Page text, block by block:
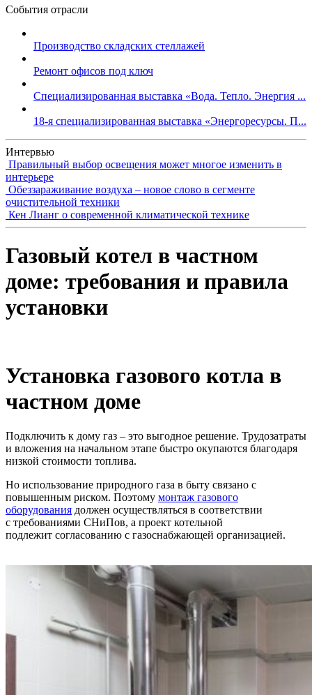
События отрасли
Производство складских стеллажей
Ремонт офисов под ключ
Специализированная выставка «Вода. Тепло. Энергия ...
18-я специализированная выставка «Энергоресурсы. П...
Интервью
Правильный выбор освещения может многое изменить в
интерьере
Обеззараживание воздуха – новое слово в сегменте
очистительной техники
Кен Лианг о современной климатической технике
Газовый котел в частном
доме: требования и правила
установки
Установка газового котла в
частном доме
Подключить к дому газ – это выгодное решение. Трудозатраты
и вложения на начальном этапе быстро окупаются благодаря
низкой стоимости топлива.
Но использование природного газа в быту связано с
повышенным риском. Поэтому монтаж газового
оборудования должен осуществляться в соответствии
с требованиями СНиПов, а проект котельной
подлежит согласованию с газоснабжающей организацией.